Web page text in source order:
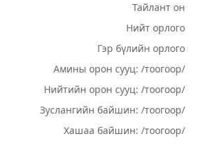
Тайлант он
Нийт орлого
Гэр бүлийн орлого
Амины орон сууц: /тоогоор/
Нийтийн орон сууц: /тоогоор/
Зуслангийн байшин: /тоогоор/
Хашаа байшин: /тоогоор/